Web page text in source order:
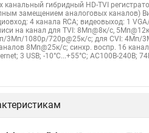
канальный гибридный HD-TVI
замещением аналоговых каналов)
4 канала RCA; видеовыход: 1
на канал для TVI: 8Мп@8к/с,
3Мп/1080p/720p@25к/с; для CVI: 4Мп/
8Мп@25к/с; синхр. воспр. 16
3 USB; -10°C...+55°C; АC100В-240В;